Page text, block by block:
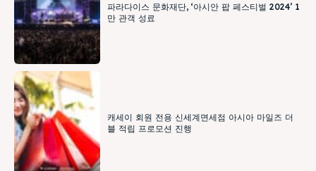
파라다이스 문화재단, ‘아시안 팝 페스티벌 2024’ 1
만 관객 성료
캐세이 회원 전용 신세계면세점 아시아 마일즈 더
블 적립 프로모션 진행